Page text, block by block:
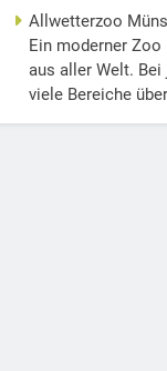
Allwetterzoo
Ein moderner
aus aller Welt. Bei
viele Bereiche